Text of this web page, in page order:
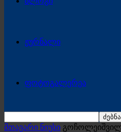
ჟურნალი
ფოტოგალერეა
მთავარი ნიუსი